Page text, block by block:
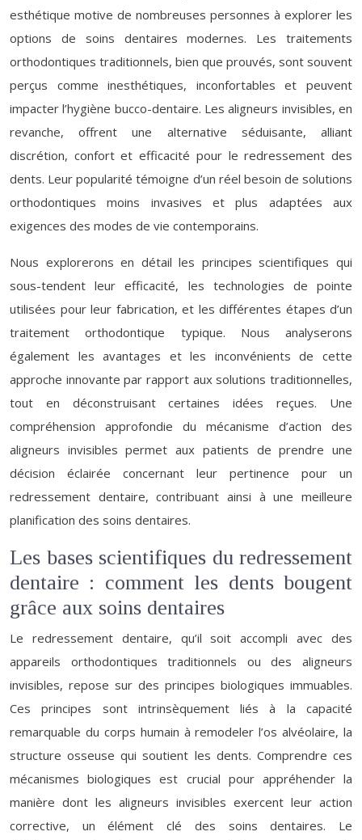
esthétique motive de nombreuses personnes à explorer les
options de soins dentaires modernes. Les traitements
orthodontiques traditionnels, bien que prouvés, sont souvent
perçus comme inesthétiques, inconfortables et peuvent
impacter l’hygiène bucco-dentaire. Les aligneurs invisibles, en
revanche, offrent une alternative séduisante, alliant
discrétion, confort et efficacité pour le redressement des
dents. Leur popularité témoigne d’un réel besoin de solutions
orthodontiques moins invasives et plus adaptées aux
exigences des modes de vie contemporains.
Nous explorerons en détail les principes scientifiques qui
sous-tendent leur efficacité, les technologies de pointe
utilisées pour leur fabrication, et les différentes étapes d’un
traitement orthodontique typique. Nous analyserons
également les avantages et les inconvénients de cette
approche innovante par rapport aux solutions traditionnelles,
tout en déconstruisant certaines idées reçues. Une
compréhension approfondie du mécanisme d’action des
aligneurs invisibles permet aux patients de prendre une
décision éclairée concernant leur pertinence pour un
redressement dentaire, contribuant ainsi à une meilleure
planification des soins dentaires.
Les bases scientifiques du redressement
dentaire : comment les dents bougent
grâce aux soins dentaires
Le redressement dentaire, qu’il soit accompli avec des
appareils orthodontiques traditionnels ou des aligneurs
invisibles, repose sur des principes biologiques immuables.
Ces principes sont intrinsèquement liés à la capacité
remarquable du corps humain à remodeler l’os alvéolaire, la
structure osseuse qui soutient les dents. Comprendre ces
mécanismes biologiques est crucial pour appréhender la
manière dont les aligneurs invisibles exercent leur action
corrective, un élément clé des soins dentaires. Le